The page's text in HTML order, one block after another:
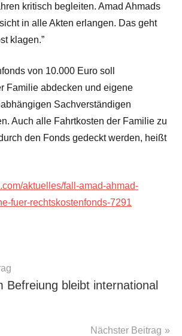
kritisch begleiten. Amad Ahmads
in alle Akten erlangen. Das geht
klagen.”
von 10.000 Euro soll
Familie abdecken und eigene
Sachverständigen
Auch alle Fahrtkosten der Familie zu
den Fonds gedeckt werden, heißt
aktuelles/fall-amad-ahmad-
fuer-rechtskostenfonds-7291
Befreiung bleibt international
Nächster Beitrag